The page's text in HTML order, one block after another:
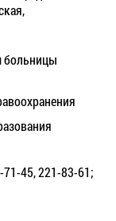
больницы
45, 221-83-61;